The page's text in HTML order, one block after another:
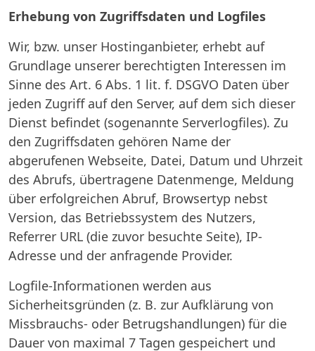
Erhebung von Zugriffsdaten und Logfiles
Wir, bzw. unser Hostinganbieter, erhebt auf
Grundlage unserer berechtigten Interessen im
Sinne des Art. 6 Abs. 1 lit. f. DSGVO Daten über
jeden Zugriff auf den Server, auf dem sich dieser
Dienst befindet (sogenannte Serverlogfiles). Zu
den Zugriffsdaten gehören Name der
abgerufenen Webseite, Datei, Datum und Uhrzeit
des Abrufs, übertragene Datenmenge, Meldung
über erfolgreichen Abruf, Browsertyp nebst
Version, das Betriebssystem des Nutzers,
Referrer URL (die zuvor besuchte Seite), IP-
Adresse und der anfragende Provider.
Logfile-Informationen werden aus
Sicherheitsgründen (z. B. zur Aufklärung von
Missbrauchs- oder Betrugshandlungen) für die
Dauer von maximal 7 Tagen gespeichert und